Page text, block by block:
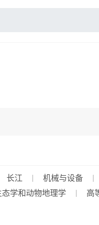
长江 机械与设备
态学和动物地理学
高